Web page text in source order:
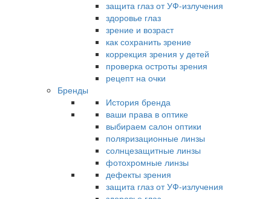
защита глаз от УФ-излучения
здоровье глаз
зрение и возраст
как сохранить зрение
коррекция зрения у детей
проверка остроты зрения
рецепт на очки
Бренды
История бренда
ваши права в оптике
выбираем салон оптики
поляризационные линзы
солнцезащитные линзы
фотохромные линзы
дефекты зрения
защита глаз от УФ-излучения